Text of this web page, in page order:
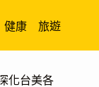
健康 旅遊
化台美各